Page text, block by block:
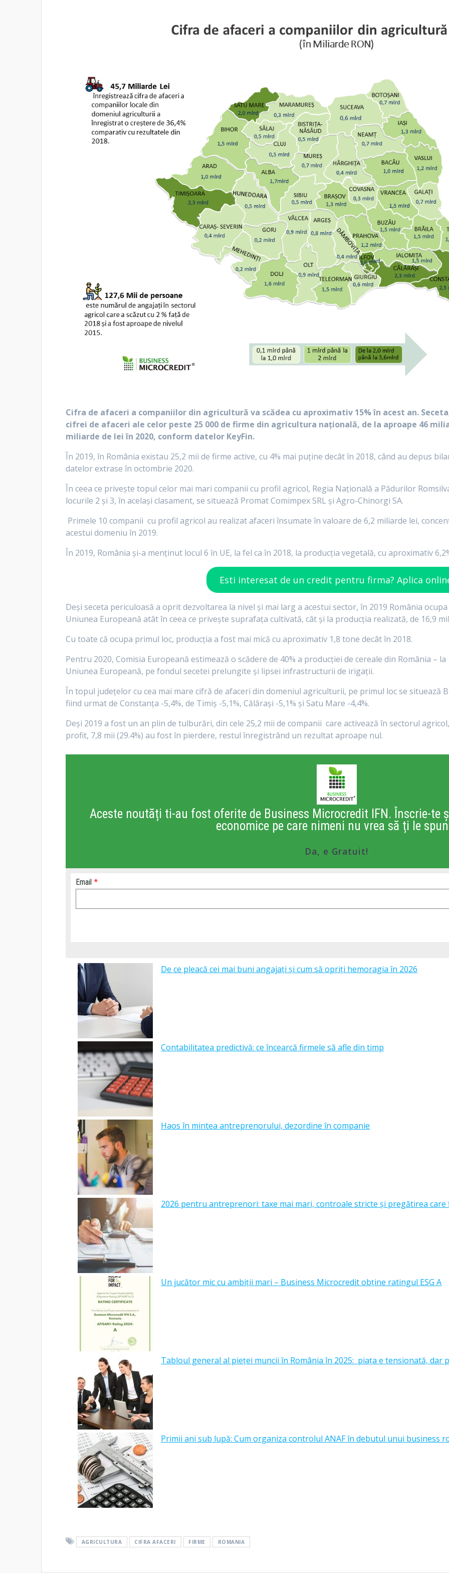
Cifra de afaceri a companiilor din agricultură va scădea cu aproximativ 15% în acest an.
cifrei de afaceri ale celor peste 25 000 de firme din agricultura națională, de la aproape 46
miliarde de lei în 2020, conform datelor KeyFin.
În 2019, în România existau 25,2 mii de firme active, cu 4% mai puține decât în 2018, când au depus
datelor extrase în octombrie 2020.
În ceea ce privește topul celor mai mari companii cu profil agricol, Regia Națională a Pădurilor
locurile 2 și 3, în același clasament, se situează Promat Comimpex SRL și Agro-Chinorgi SA.
Primele 10 companii cu profil agricol au realizat afaceri însumate în valoare de 6,2 miliarde lei,
acestui domeniu în 2019.
În 2019, România și-a menținut locul 6 în UE, la fel ca în 2018, la producția vegetală, cu aproximativ
Esti interesat de un credit pentru firma? Aplica
Deși seceta periculoasă a oprit dezvoltarea la nivel și mai larg a acestui sector, în 2019 România
Uniunea Europeană atât în ceea ce privește suprafața cultivată, cât și la producția realizată, de 16,9
Cu toate că ocupa primul loc, producția a fost mai mică cu aproximativ 1,8 tone decât în 2018.
Pentru 2020, Comisia Europeană estimează o scădere de 40% a producției de cereale din România –
Uniunea Europeană, pe fondul secetei prelungite și lipsei infrastructurii de irigații.
În topul județelor cu cea mai mare cifră de afaceri din domeniul agriculturii, pe primul loc se situează
fiind urmat de Constanța -5,4%, de Timiș -5,1%, Călărași -5,1% și Satu Mare -4,4%.
Deși 2019 a fost un an plin de tulburări, din cele 25,2 mii de companii care activează în sectorul
profit, 7,8 mii (29.4%) au fost în pierdere, restul înregistrând un rezultat aproape nul.
Aceste noutăți ti-au fost oferite de Business Microcredit IFN. Înscrie-te
economice pe care nimeni nu vrea să ți le
Da, e Gratuit!
Email *
De ce pleacă cei mai buni angajați și cum să opriți hemoragia în 2026
Contabilitatea predictivă: ce încearcă firmele să afle din timp
Haos în mintea antreprenorului, dezordine în companie
2026 pentru antreprenori: taxe mai mari, controale stricte și pregătirea care
Un jucător mic cu ambiții mari – Business Microcredit obține ratingul ESG A
Tabloul general al pieței muncii în România în 2025: piața e tensionată, dar
Primii ani sub lupă: Cum organiza controlul ANAF în debutul unui business
AGRICULTURA CIFRA AFACERI FIRME ROMANIA